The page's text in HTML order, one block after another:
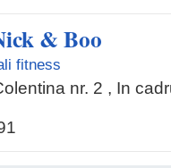
& Boo
fitness
nr. 2 , In